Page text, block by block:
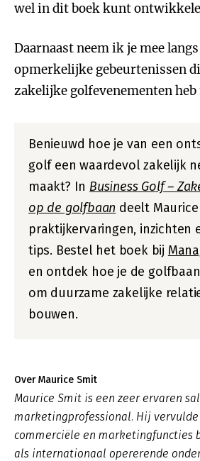
wel in dit boek kunt
Daarnaast neem ik je mee
opmerkelijke gebeurtenissen
zakelijke golfevenementen heb
Benieuwd hoe je van een
golf een waardevol zakelijk
maakt? In Business Golf –
op de golfbaan deelt
praktijkervaringen, inzichten
tips. Bestel het boek bij
en ontdek hoe je de
om duurzame zakelijke
bouwen.
Over Maurice Smit
Maurice Smit is een zeer ervaren
marketingprofessional. Hij
commerciële en marketingfuncties
als internationaal opererende